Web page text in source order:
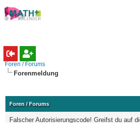
Foren / Forums
Forenmeldung
Foren / Forums
Falscher Autorisierungscode! Greifst du auf